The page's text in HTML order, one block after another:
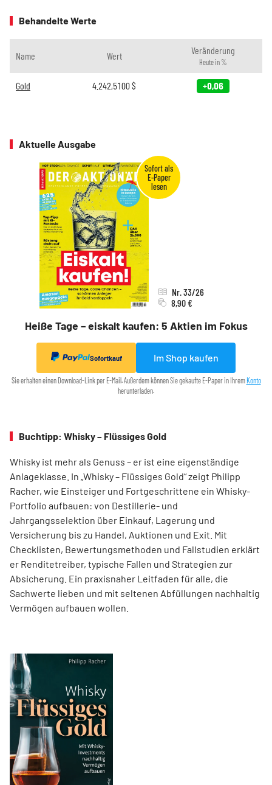
Behandelte Werte
Name Wert Veränderung
Heute in %
Gold 4.242,5100$ +0,06
Aktuelle Ausgabe
Heiße Tage – eiskalt kaufen: 5 Aktien im Fokus
Nr. 33/26
8,90 €
Sofortkauf Im Shop kaufen
Sie erhalten einen Download-Link per E-Mail. Außerdem können Sie gekaufte E-Paper in Ihrem Konto
herunterladen.
Buchtipp: Whisky – Flüssiges Gold
Whisky ist mehr als Genuss – er ist eine eigenständige
Anlageklasse. In „Whisky – Flüssiges Gold“ zeigt Philipp
Racher, wie Einsteiger und Fortgeschrittene ein Whisky-
Portfolio aufbauen: von Destillerie- und
Jahrgangsselektion über Einkauf, Lagerung und
Versicherung bis zu Handel, Auktionen und Exit. Mit
Checklisten, Bewertungsmethoden und Fallstudien erklärt
er Renditetreiber, typische Fallen und Strategien zur
Absicherung. Ein praxisnaher Leitfaden für alle, die
Sachwerte lieben und mit seltenen Abfüllungen nachhaltig
Vermögen aufbauen wollen.